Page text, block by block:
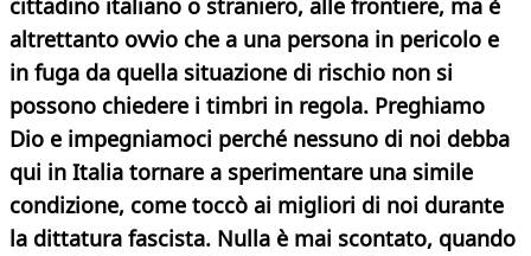
cittadino italiano o straniero, alle frontiere, ma è
altrettanto ovvio che a una persona in pericolo e
in fuga da quella situazione di rischio non si
possono chiedere i timbri in regola. Preghiamo
Dio e impegniamoci perché nessuno di noi debba
qui in Italia tornare a sperimentare una simile
condizione, come toccò ai migliori di noi durante
la dittatura fascista. Nulla è mai scontato, quando